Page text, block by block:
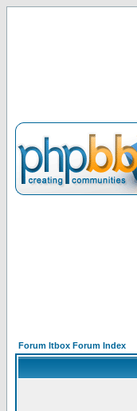
Forum Itbox Forum Index